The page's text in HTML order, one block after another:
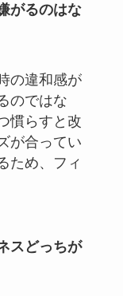
がるのはな
の違和感が
のではな
慣らすと改
が合ってい
ため、フィ
スどっちが